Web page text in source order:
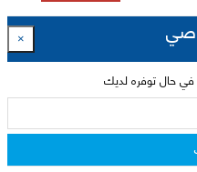
×
في حال توفره لديك